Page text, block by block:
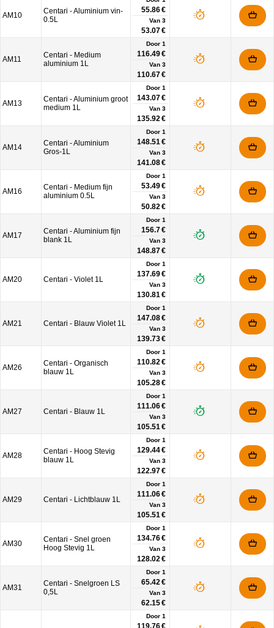
AM10
Centari - Aluminium vin-
0.5L
55.86 €
Van 3
53.07 €
AM11
Centari - Medium
aluminium 1L
Door 1
116.49 €
Van 3
110.67 €
AM13
Centari - Aluminium groot
medium 1L
Door 1
143.07 €
Van 3
135.92 €
AM14
Centari - Aluminium
Gros-1L
Door 1
148.51 €
Van 3
141.08 €
AM16
Centari - Medium fijn
aluminium 0.5L
Door 1
53.49 €
Van 3
50.82 €
AM17
Centari - Aluminium fijn
blank 1L
Door 1
156.7 €
Van 3
148.87 €
AM20 Centari - Violet 1L
Door 1
137.69 €
Van 3
130.81 €
AM21 Centari - Blauw Violet 1L
Door 1
147.08 €
Van 3
139.73 €
AM26
Centari - Organisch
blauw 1L
Door 1
110.82 €
Van 3
105.28 €
AM27 Centari - Blauw 1L
Door 1
111.06 €
Van 3
105.51 €
AM28
Centari - Hoog Stevig
blauw 1L
Door 1
129.44 €
Van 3
122.97 €
AM29 Centari - Lichtblauw 1L
Door 1
111.06 €
Van 3
105.51 €
AM30
Centari - Snel groen
Hoog Stevig 1L
Door 1
134.76 €
Van 3
128.02 €
AM31
Centari - Snelgroen LS
0,5L
Door 1
65.42 €
Van 3
62.15 €
Door 1
119.76 €